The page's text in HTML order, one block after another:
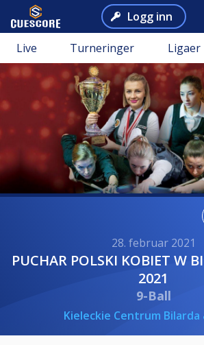
Logg inn
Live Turneringer Ligaer
28. februar 2021
PUCHAR POLSKI KOBIET W BILARD - KIELCE
2021
9-Ball
Kieleckie Centrum Bilarda